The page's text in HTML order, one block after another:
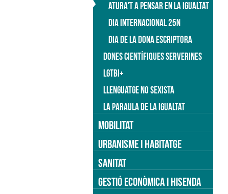
ATURA'T A PENSAR EN LA IGUALTAT
DIA INTERNACIONAL 25N
DIA DE LA DONA ESCRIPTORA
DONES CIENTÍFIQUES SERVERINES
LGTBI+
LLENGUATGE NO SEXISTA
LA PARAULA DE LA IGUALTAT
MOBILITAT
URBANISME I HABITATGE
SANITAT
GESTIÓ ECONÒMICA I HISENDA